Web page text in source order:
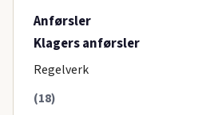
Anførsler
Klagers anførsler
Regelverk
(18)